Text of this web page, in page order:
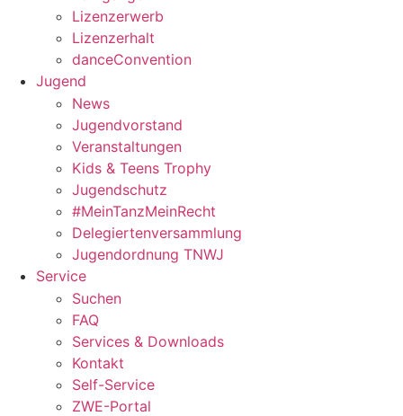
Lizenzerwerb
Lizenzerhalt
danceConvention
Jugend
News
Jugendvorstand
Veranstaltungen
Kids & Teens Trophy
Jugendschutz
#MeinTanzMeinRecht
Delegiertenversammlung
Jugendordnung TNWJ
Service
Suchen
FAQ
Services & Downloads
Kontakt
Self-Service
ZWE-Portal